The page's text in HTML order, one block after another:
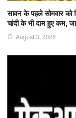
सावन के पहले सोमवार
चांदी के भी दाम हुए कम,
August 3, 2026